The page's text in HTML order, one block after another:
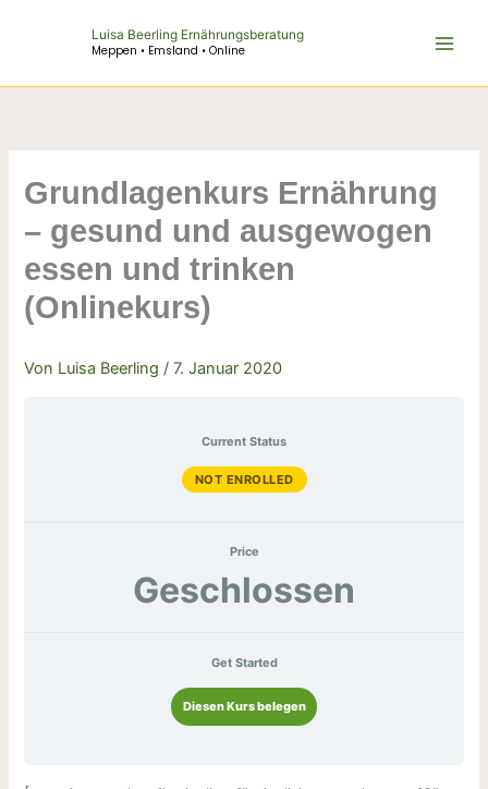
Luisa Beerling Ernährungsberatung
Meppen • Emsland • Online
Grundlagenkurs Ernährung
– gesund und ausgewogen
essen und trinken
(Onlinekurs)
Von Luisa Beerling/7. Januar 2020
Current Status
NOT ENROLLED
Price
Geschlossen
Get Started
Diesen Kurs belegen